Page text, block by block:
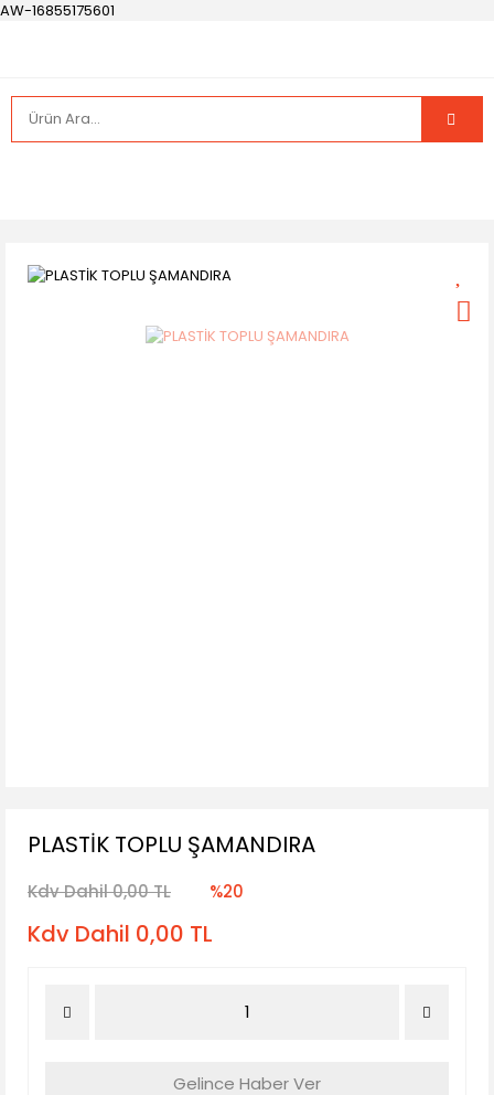
AW-16855175601
PLASTİK TOPLU ŞAMANDIRA
Kdv Dahil 0,00 TL %20
Kdv Dahil 0,00 TL
Gelince Haber Ver